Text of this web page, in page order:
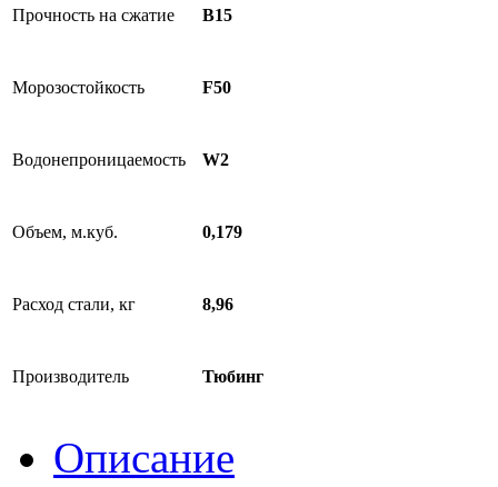
Прочность на сжатие B15
Морозостойкость F50
Водонепроницаемость W2
Объем, м.куб. 0,179
Расход стали, кг 8,96
Производитель Тюбинг
Описание